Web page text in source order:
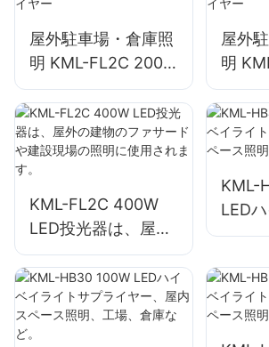
屋外駐車場・倉庫照
明 KML-FL2C 200W
LED投光器サプライ
ヤー
屋外
明
240W
プラ
KML-FL2C 400W
LED投光器は、屋外
の建物のファサード
や建設現場の照明に
使用されます。
KML-
LED
サプ
庫な